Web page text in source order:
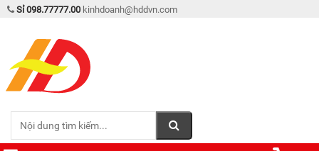
Sỉ 098.77777.00 kinhdoanh@hddvn.com